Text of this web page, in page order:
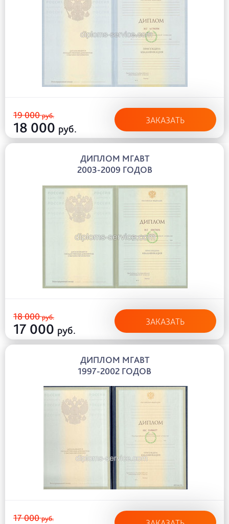
19 000руб.
18 000 руб.
ЗАКАЗАТЬ
ДИПЛОМ МГАВТ
2003-2009 ГОДОВ
18 000руб.
17 000 руб.
ЗАКАЗАТЬ
ДИПЛОМ МГАВТ
1997-2002 ГОДОВ
17 000руб.